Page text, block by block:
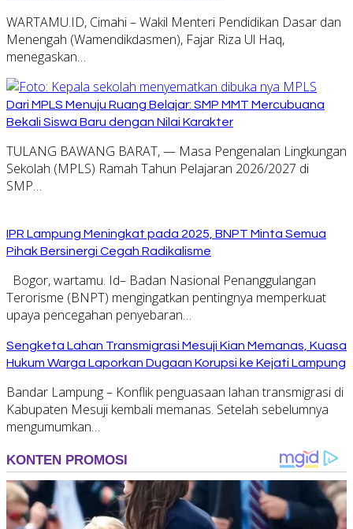
WARTAMU.ID, Cimahi – Wakil Menteri Pendidikan Dasar dan
Menengah (Wamendikdasmen), Fajar Riza Ul Haq,
menegaskan…
Dari MPLS Menuju Ruang Belajar: SMP MMT Mercubuana
Bekali Siswa Baru dengan Nilai Karakter
TULANG BAWANG BARAT, — Masa Pengenalan Lingkungan
Sekolah (MPLS) Ramah Tahun Pelajaran 2026/2027 di
SMP…
IPR Lampung Meningkat pada 2025, BNPT Minta Semua
Pihak Bersinergi Cegah Radikalisme
Bogor, wartamu. Id– Badan Nasional Penanggulangan
Terorisme (BNPT) mengingatkan pentingnya memperkuat
upaya pencegahan penyebaran…
Sengketa Lahan Transmigrasi Mesuji Kian Memanas, Kuasa
Hukum Warga Laporkan Dugaan Korupsi ke Kejati Lampung
Bandar Lampung – Konflik penguasaan lahan transmigrasi di
Kabupaten Mesuji kembali memanas. Setelah sebelumnya
mengumumkan…